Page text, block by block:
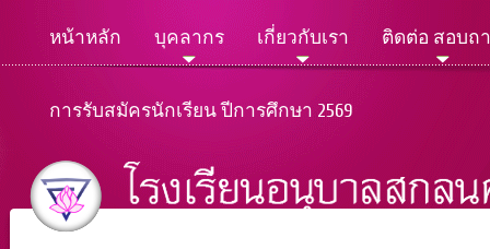
หน้าหลัก บุคลากร เกี่ยวกับเรา ติดต่อ สอบถ
การรับสมัครนักเรียน ปีการศึกษา 2569